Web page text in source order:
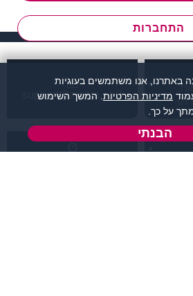
התחברות
support@zigota.co.il
באתרנו, אנו משתמשים בעוגיות
מדיניות הפרטיות . המשך השימוש
על כך.
הבנתי